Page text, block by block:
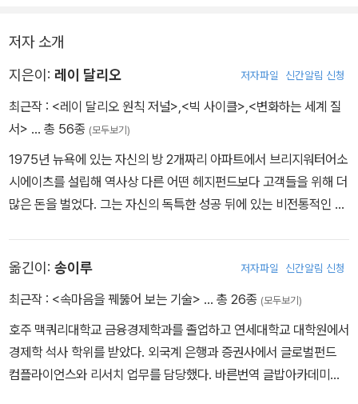
저자 소개
지은이: 레이 달리오 저자파일 신간알림 신청
최근작 : <레이 달리오 원칙 저널>,<빅 사이클>,<변화하는 세계 질
서> … 총 56종 (모두보기)
1975년 뉴욕에 있는 자신의 방 2개짜리 아파트에서 브리지워터어소
시에이츠를 설립해 역사상 다른 어떤 헤지펀드보다 고객들을 위해 더
많은 돈을 벌었다. 그는 자신의 독특한 성공 뒤에 있는 비전통적인 일
s: Life & Work》을 응용해 독자들이 자신만의 원칙을 만들 수 있도
록 돕는다. 《레이 달리오 원칙 저널》에서 제공되는 일련의 연습을 통
고, 자신의 현실을 반성하며, 삶에서 원하는 것을 얻기 위한 자신만의
원칙을 기록할 수 있을 것이다.
옮긴이: 송이루 저자파일 신간알림 신청
최근작 : <속마음을 꿰뚫어 보는 기술> … 총 26종 (모두보기)
호주 맥쿼리대학교 금융경제학과를 졸업하고 연세대학교 대학원에서
경제학 석사 학위를 받았다. 외국계 은행과 증권사에서 글로벌펀드
컴플라이언스와 리서치 업무를 담당했다. 바른번역 글밥아카데미를